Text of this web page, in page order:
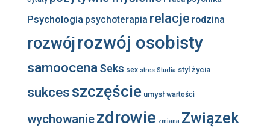
Psychologia psychoterapia relacje rodzina
rozwójrozwój osobisty
samoocenaSeks sex stres Studia styl życia
sukcesszczęście umysł wartości
wychowaniezdrowie zmiana Związek